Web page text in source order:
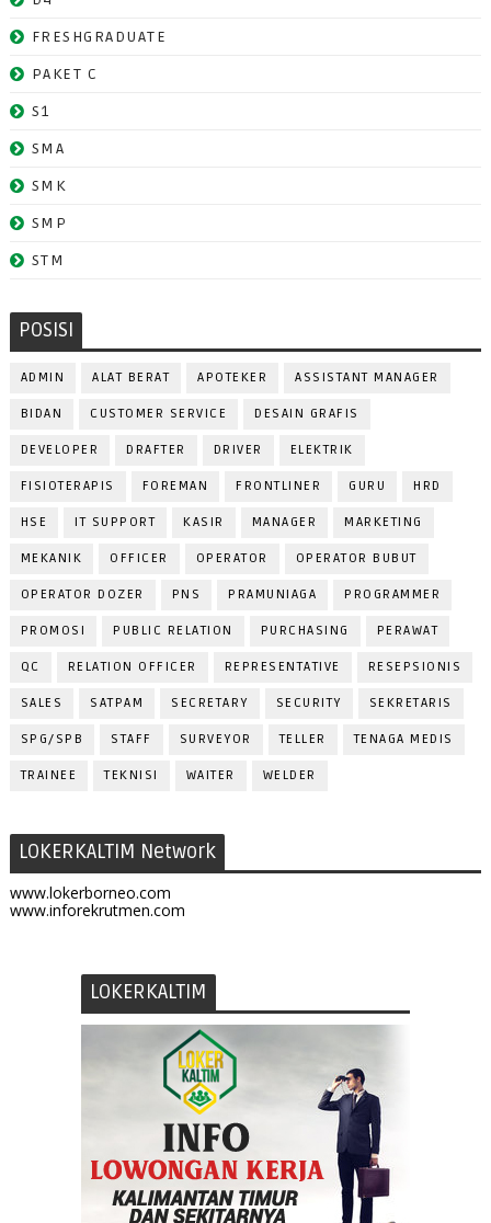
FRESHGRADUATE
PAKET C
S1
SMA
SMK
SMP
STM
POSISI
ADMIN ALAT BERAT APOTEKER ASSISTANT MANAGER
BIDAN CUSTOMER SERVICE DESAIN GRAFIS
DEVELOPER DRAFTER DRIVER ELEKTRIK
FISIOTERAPIS FOREMAN FRONTLINER GURU HRD
HSE IT SUPPORT KASIR MANAGER MARKETING
MEKANIK OFFICER OPERATOR OPERATOR BUBUT
OPERATOR DOZER PNS PRAMUNIAGA PROGRAMMER
PROMOSI PUBLIC RELATION PURCHASING PERAWAT
QC RELATION OFFICER REPRESENTATIVE RESEPSIONIS
SALES SATPAM SECRETARY SECURITY SEKRETARIS
SPG/SPB STAFF SURVEYOR TELLER TENAGA MEDIS
TRAINEE TEKNISI WAITER WELDER
LOKERKALTIM Network
www.lokerborneo.com
www.inforekrutmen.com
LOKERKALTIM